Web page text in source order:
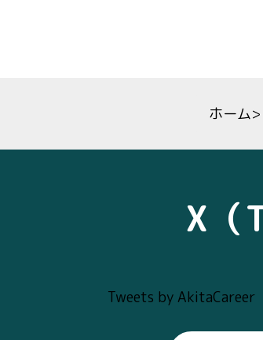
ホーム>
X（
Tweets by AkitaCareer